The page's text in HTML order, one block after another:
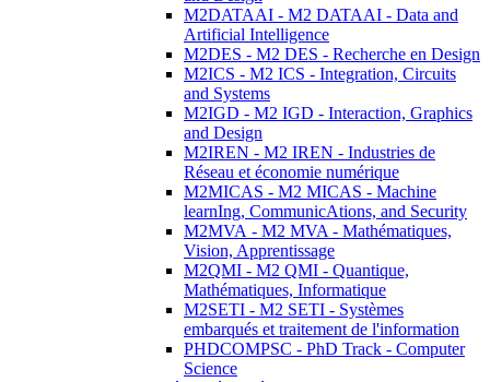
M2DATAAI - M2 DATAAI - Data and
Artificial Intelligence
M2DES - M2 DES - Recherche en Design
M2ICS - M2 ICS - Integration, Circuits
and Systems
M2IGD - M2 IGD - Interaction, Graphics
and Design
M2IREN - M2 IREN - Industries de
Réseau et économie numérique
M2MICAS - M2 MICAS - Machine
learnIng, CommunicAtions, and Security
M2MVA - M2 MVA - Mathématiques,
Vision, Apprentissage
M2QMI - M2 QMI - Quantique,
Mathématiques, Informatique
M2SETI - M2 SETI - Systèmes
embarqués et traitement de l'information
PHDCOMPSC - PhD Track - Computer
Science